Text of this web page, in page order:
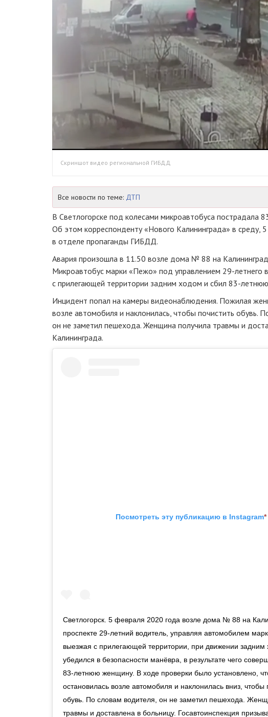
Скриншот видео региональной ГИБДД
Все новости по теме: ДТП
В Светлогорске под колесами микроавтобуса пострадала
Об этом корреспонденту «Нового Калининграда» в среду,
в отделе пропаганды ГИБДД.
Авария произошла в 11.50 возле дома № 88 на
Микроавтобус марки «Пежо» под управлением 29-летнего
с прилегающей территории задним ходом и сбил 83-
Инцидент попал на камеры видеонаблюдения. Пожилая
возле автомобиля и наклонилась, чтобы почистить обувь.
он не заметил пешехода. Женщина получила травмы и
Калининграда.
Посмотреть эту публикацию в Instagram*
Светлогорск. 5 февраля 2020 года возле дома № 88 на
проспекте 29-летний водитель, управляя автомобилем
выезжая с прилегающей территории, при движении задним
убедился в безопасности манёвра, в результате чего
83-летнюю женщину. В ходе проверки было установлено,
остановилась возле автомобиля и наклонилась вниз, чтобы
обувь. По словам водителя, он не заметил пешехода.
травмы и доставлена в больницу. Госавтоинспекция